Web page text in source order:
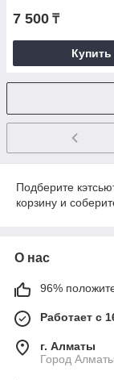
7 500 ₸
Купить
Подберите
корзину и
О нас
96%
Работает с
г. Алматы
Город